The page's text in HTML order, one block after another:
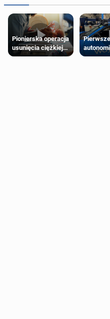
Pionierska operacja
usunięcia ciężkiej
wady wrodzonej
Pierwsze
Ubery